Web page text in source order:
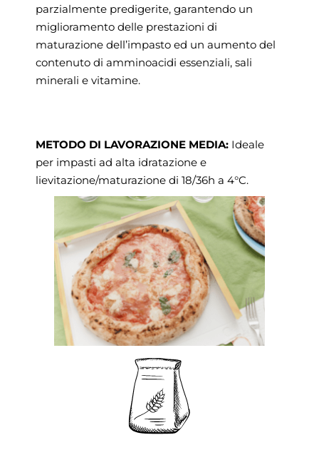
parzialmente predigerite, garantendo un
miglioramento delle prestazioni di
maturazione dell’impasto ed un aumento del
contenuto di amminoacidi essenziali, sali
minerali e vitamine.
METODO DI LAVORAZIONE MEDIA: Ideale
per impasti ad alta idratazione e
lievitazione/maturazione di 18/36h a 4°C.